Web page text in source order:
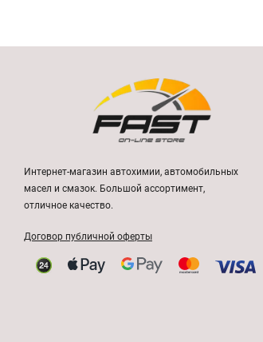
Интернет-магазин автохимии, автомобильных
масел и смазок. Большой ассортимент,
отличное качество.
Договор публичной оферты